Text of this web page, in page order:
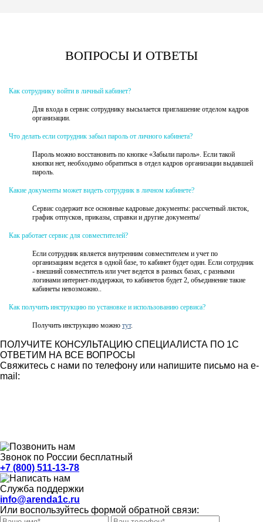
ВОПРОСЫ И ОТВЕТЫ
Как сотруднику войти в личный кабинет?
Для входа в сервис сотруднику высылается приглашение отделом кадров
организации.
Что делать если сотрудник забыл пароль от личного кабинета?
Пароль можно восстановить по кнопке «Забыли пароль». Если такой
кнопки нет, необходимо обратиться в отдел кадров организации выдавшей
пароль.
Какие документы может видеть сотрудник в личном кабинете?
Сервис содержит все основные кадровые документы: рассчетный листок,
график отпусков, приказы, справки и другие документы/
Как работает сервис для совместителей?
Если сотрудник является внутренним совместителем и учет по
организациям ведется в одной базе, то кабинет будет один. Если сотрудник
- внешний совместитель или учет ведется в разных базах, с разными
логинами интернет-поддержки, то кабинетов будет 2, объединение такие
кабинеты невозможно..
Как получить инструкцию по установке и использованию сервиса?
Получить инструкцию можно тут.
ПОЛУЧИТЕ КОНСУЛЬТАЦИЮ СПЕЦИАЛИСТА ПО 1С
ОТВЕТИМ НА ВСЕ ВОПРОСЫ
Свяжитесь с нами по телефону или напишите письмо на e-
mail:
Звонок по России бесплатный
+7 (800) 511-13-78
Служба поддержки
info@arenda1c.ru
Или воспользуйтесь формой обратной связи: